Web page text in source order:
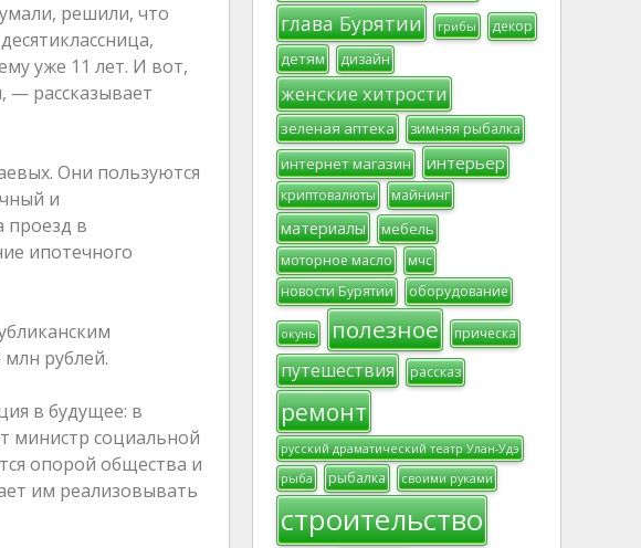
решили, что
уже 11 лет. И вот,
— рассказывает
Они пользуются
и
проезд в
ипотечного
рублей.
в будущее: в
министр социальной
опорой общества и
им реализовывать
глава Бурятии грибы декор
детям дизайн
женские хитрости
зеленая аптека зимняя рыбалка
интернет магазин интерьер
криптовалюты майнинг
материалы мебель
моторное масло
мчс
новости Бурятии
оборудование
окунь полезное прическа
путешествия рассказ
ремонт
русский драматический театр Улан-Удэ
рыба
рыбалка своими руками
строительство